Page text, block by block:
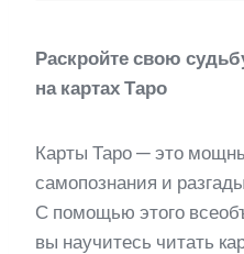
Раскройте свою
на картах Таро
Карты Таро — это
самопознания и
С помощью этого
вы научитесь читать